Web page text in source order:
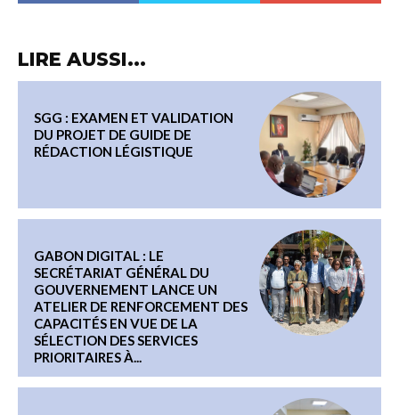
LIRE AUSSI...
SGG : EXAMEN ET VALIDATION
DU PROJET DE GUIDE DE
RÉDACTION LÉGISTIQUE
GABON DIGITAL : LE
SECRÉTARIAT GÉNÉRAL DU
GOUVERNEMENT LANCE UN
ATELIER DE RENFORCEMENT DES
CAPACITÉS EN VUE DE LA
SÉLECTION DES SERVICES
PRIORITAIRES À...